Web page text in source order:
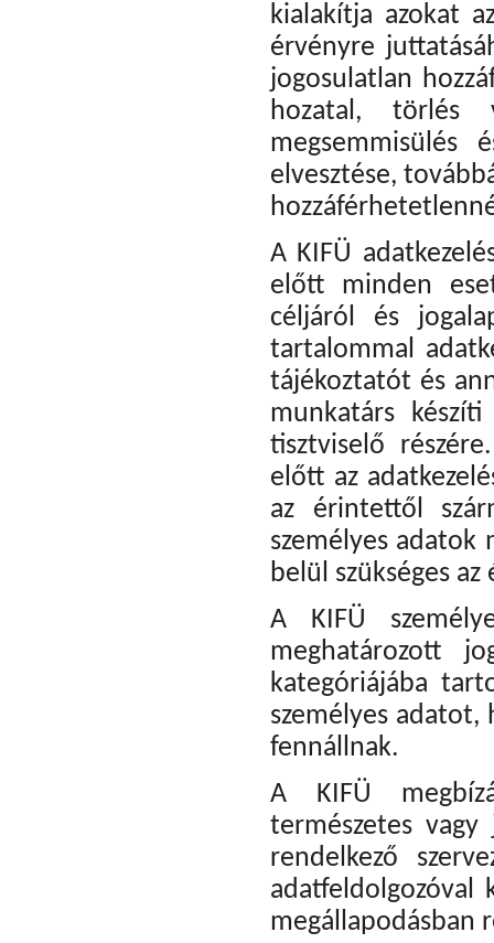
kialakítja azokat
érvényre
jogosulatlan
hozatal, törlés
megsemmisülés
elvesztése,
A KIFÜ
előtt minden
céljáról és
tartalommal
tájékoztatót és
munkatárs
tisztviselő
előtt az
az érintettől
személyes adatok
belül szükséges
A KIFÜ
meghatározott
kategóriájába
személyes
fennállnak.
A KIFÜ
természetes
rendelkező
adatfeldolgozóval
megállapodásban